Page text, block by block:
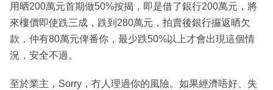
用晒200萬元首期做50%按揭，即是借了銀行200萬元，將
來樓價即使跌三成，跌到280萬元，拍賣後銀行攞返晒欠
款，仲有80萬元俾番你，最少跌50%以上才會出現這個情
況，安全不過。
至於業主，Sorry，冇人理過你的風險。如果經濟唔好、失